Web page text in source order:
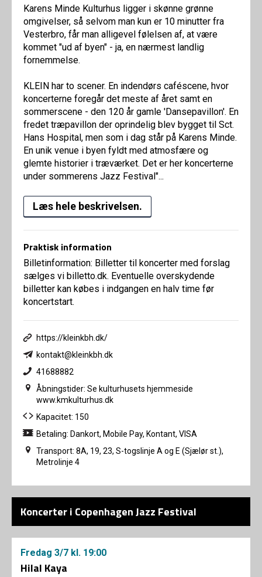
Karens Minde Kulturhus ligger i skønne grønne
omgivelser, så selvom man kun er 10 minutter fra
Vesterbro, får man alligevel følelsen af, at være
kommet "ud af byen" - ja, en nærmest landlig
fornemmelse.
KLEIN har to scener. En indendørs caféscene, hvor
koncerterne foregår det meste af året samt en
sommerscene - den 120 år gamle 'Dansepavillon'. En
fredet træpavillon der oprindelig blev bygget til Sct.
Hans Hospital, men som i dag står på Karens Minde.
En unik venue i byen fyldt med atmosfære og
glemte historier i træværket. Det er her koncerterne
under sommerens Jazz Festival"...
Læs hele beskrivelsen.
Praktisk information
Billetinformation: Billetter til koncerter med forslag
sælges vi billetto.dk. Eventuelle overskydende
billetter kan købes i indgangen en halv time før
koncertstart.
https://kleinkbh.dk/
kontakt@kleinkbh.dk
41688882
Åbningstider: Se kulturhusets hjemmeside
www.kmkulturhus.dk
Kapacitet: 150
Betaling: Dankort, Mobile Pay, Kontant, VISA
Transport: 8A, 19, 23, S-togslinje A og E (Sjælør st.),
Metrolinje 4
Koncerter i Copenhagen Jazz Festival
Fredag 3/7 kl. 19:00
Hilal Kaya